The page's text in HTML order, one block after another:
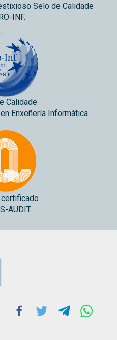
Selo de Calidade
INF.
Calidade
Enxeñería Informática.
AUDIT
Facebook
Twitter Telegram